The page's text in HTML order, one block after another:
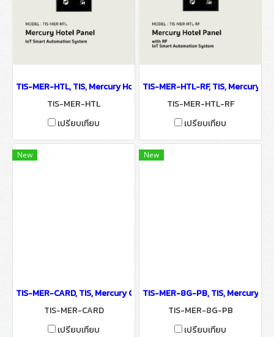
TIS-MER-HTL, TIS, Mercury Hotel Panel - IoT Smart Automation
TIS-MER-HTL
เปรียบเทียบ
TIS-MER-HTL-RF, TIS, Mercury
TIS-MER-HTL-RF
เปรียบเทียบ
New
TIS-MER-CARD, TIS, Mercury Card Holder - IoT Smart Automation
TIS-MER-CARD
เปรียบเทียบ
New
TIS-MER-8G-PB, TIS, Mercury
TIS-MER-8G-PB
เปรียบเทียบ